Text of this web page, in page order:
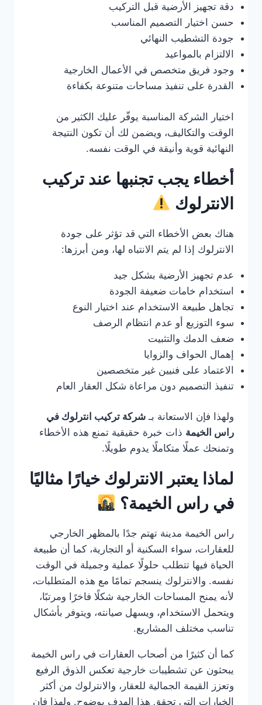
دقة تجهيز الأرضية قبل التركيب
حسن اختيار التصميم المناسب
جودة التشطيب النهائي
الالتزام بالمواعيد
وجود فريق متخصص في الأعمال الخارجية
القدرة على تنفيذ مساحات متنوعة بكفاءة
اختيار الشركة المناسبة يوفّر عليك الكثير من
الوقت والتكاليف، ويضمن لك أن تكون النتيجة
النهائية قوية وأنيقة في الوقت نفسه.
أخطاء يجب تجنبها عند تركيب
الانترلوك
هناك بعض الأخطاء التي قد تؤثر على جودة
الانترلوك إذا لم يتم الانتباه لها، ومن أبرزها:
عدم تجهيز الأرضية بشكل جيد
استخدام خامات ضعيفة الجودة
تجاهل طبيعة الاستخدام عند اختيار النوع
سوء التوزيع أو عدم انتظام الرصف
ضعف الدمك والتثبيت
إهمال الحواف والزوايا
الاعتماد على فنيين غير متخصصين
تنفيذ التصميم دون مراعاة شكل العقار العام
ولهذا فإن الاستعانة بـ شركة تركيب انترلوك في
راس الخيمة ذات خبرة حقيقية تمنع هذه الأخطاء
وتمنحك عملًا متكاملًا يدوم طويلًا.
لماذا يعتبر الانترلوك خيارًا مثاليًا
في راس الخيمة؟
راس الخيمة مدينة تهتم جدًا بالمظهر الخارجي
للعقارات، سواء السكنية أو التجارية، كما أن طبيعة
الحياة فيها تتطلب حلولًا عملية وجميلة في الوقت
نفسه. والانترلوك ينسجم تمامًا مع هذه المتطلبات،
لأنه يمنح المساحات الخارجية شكلًا فاخرًا ومرتبًا،
ويتحمل الاستخدام، ويسهل صيانته، ويتوفر بأشكال
تناسب مختلف المشاريع.
كما أن كثيرًا من أصحاب العقارات في راس الخيمة
يبحثون عن تشطيبات خارجية تعكس الذوق الرفيع
وتعزز القيمة الجمالية للعقار، والانترلوك من أكثر
الخيارات التي تحقق هذا الهدف بوضوح. ولهذا فإن